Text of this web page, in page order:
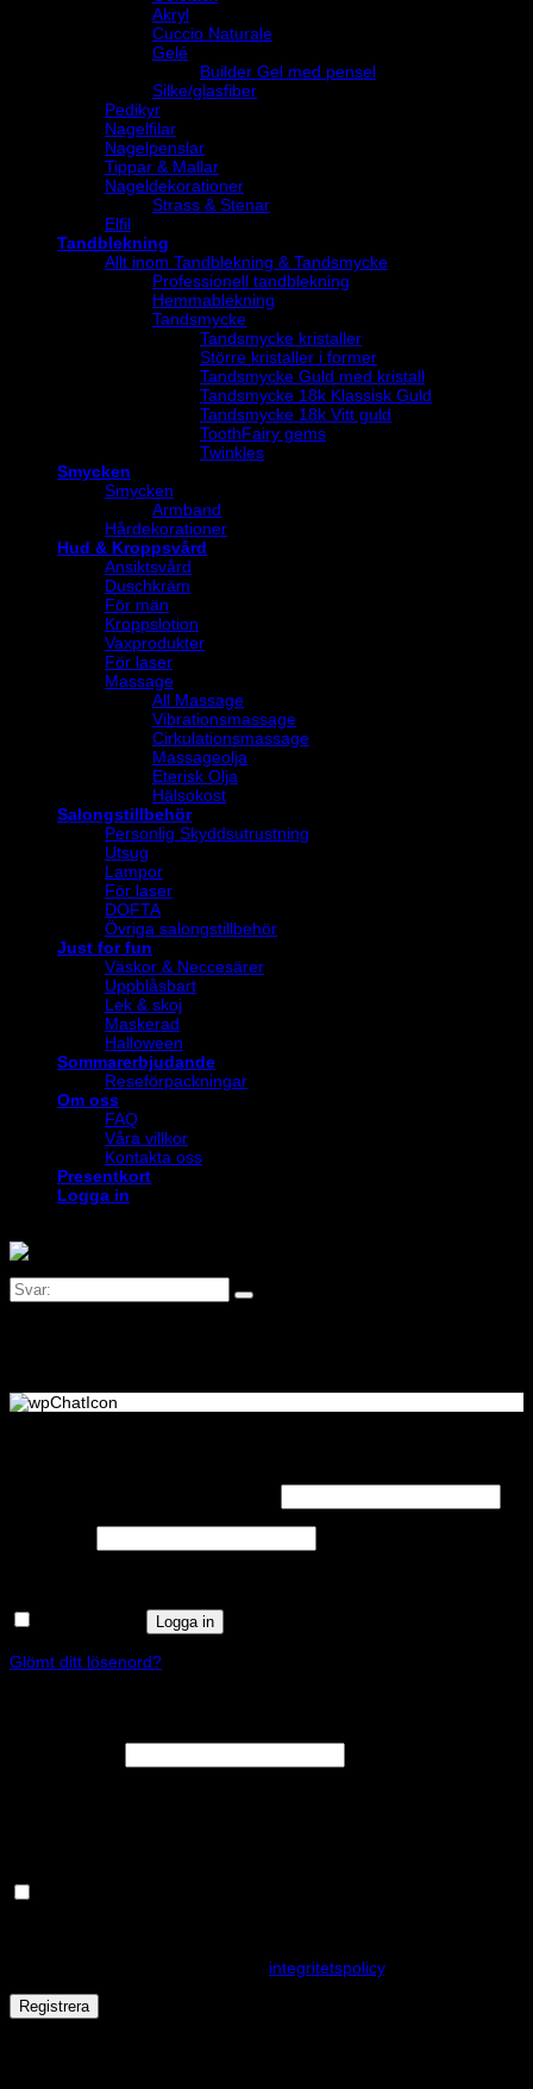
Akryl
Cuccio Naturale
Gelé
Builder Gel med pensel
Silke/glasfiber
Pedikyr
Nagelfilar
Nagelpenslar
Tippar & Mallar
Nageldekorationer
Strass & Stenar
Elfil
Tandblekning
Allt inom Tandblekning & Tandsmycke
Professionell tandblekning
Hemmablekning
Tandsmycke
Tandsmycke kristaller
Större kristaller i former
Tandsmycke Guld med kristall
Tandsmycke 18k Klassisk Guld
Tandsmycke 18k Vitt guld
ToothFairy gems
Twinkles
Smycken
Smycken
Armband
Hårdekorationer
Hud & Kroppsvård
Ansiktsvård
Duschkräm
För män
Kroppslotion
Vaxprodukter
För laser
Massage
All Massage
Vibrationsmassage
Cirkulationsmassage
Massageolja
Eterisk Olja
Hälsokost
Salongstillbehör
Personlig Skyddsutrustning
Utsug
Lampor
För laser
DOFTA
Övriga salongstillbehör
Just for fun
Väskor & Neccesärer
Uppblåsbart
Lek & skoj
Maskerad
Halloween
Sommarerbjudande
Reseförpackningar
Om oss
FAQ
Våra villkor
Kontakta oss
Presentkort
Logga in
Logga in
Glömt ditt lösenord?
integritetspolicy.
Registrera